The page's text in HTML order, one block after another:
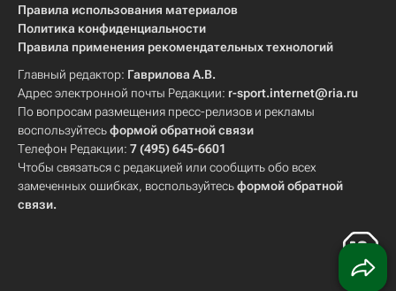
Правила использования материалов
Политика конфиденциальности
Правила применения рекомендательных технологий
Главный редактор: Гаврилова А.В.
Адрес электронной почты Редакции: r-sport.internet@ria.ru
По вопросам размещения пресс-релизов и рекламы
воспользуйтесьформой обратной связи
Телефон Редакции: 7 (495) 645-6601
Чтобы связаться с редакцией или сообщить обо всех
замеченных ошибках, воспользуйтесьформой обратной
связи.